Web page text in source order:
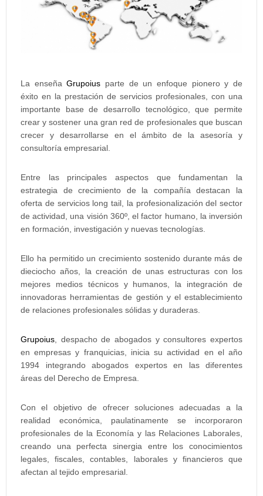
La enseñaGrupoius parte de un enfoque pionero y de
éxito en la prestación de servicios profesionales, con una
importante base de desarrollo tecnológico, que permite
crear y sostener una gran red de profesionales que buscan
crecer y desarrollarse en el ámbito de la asesoría y
consultoría empresarial.
Entre las principales aspectos que fundamentan la
estrategia de crecimiento de la compañía destacan la
oferta de servicios long tail, la profesionalización del sector
de actividad, una visión 360º, el factor humano, la inversión
en formación, investigación y nuevas tecnologías.
Ello ha permitido un crecimiento sostenido durante más de
dieciocho años, la creación de unas estructuras con los
mejores medios técnicos y humanos, la integración de
innovadoras herramientas de gestión y el establecimiento
de relaciones profesionales sólidas y duraderas.
Grupoius , despacho de abogados y consultores expertos
en empresas y franquicias, inicia su actividad en el año
1994 integrando abogados expertos en las diferentes
áreas del Derecho de Empresa.
Con el objetivo de ofrecer soluciones adecuadas a la
realidad económica, paulatinamente se incorporaron
profesionales de la Economía y las Relaciones Laborales,
creando una perfecta sinergia entre los conocimientos
legales, fiscales, contables, laborales y financieros que
afectan al tejido empresarial.